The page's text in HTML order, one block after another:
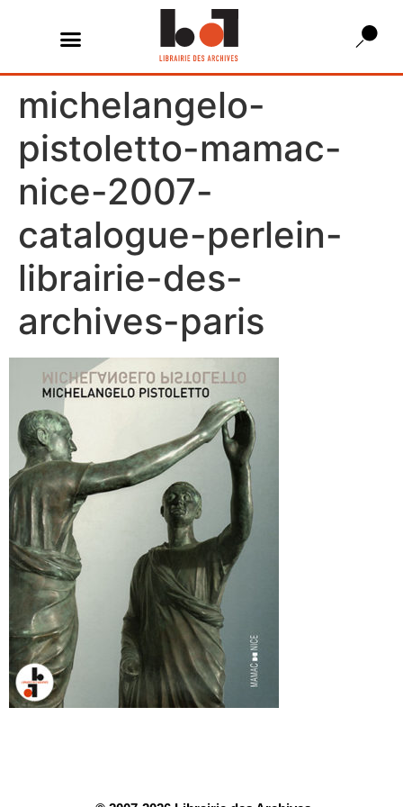
michelangelo-
pistoletto-mamac-
nice-2007-
catalogue-perlein-
librairie-des-
archives-paris